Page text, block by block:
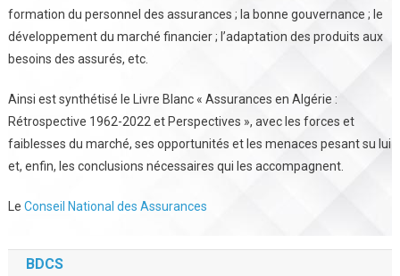
formation du personnel des assurances ; la bonne gouvernance ; le
développement du marché financier ; l’adaptation des produits aux
besoins des assurés, etc.
Ainsi est synthétisé le Livre Blanc « Assurances en Algérie :
Rétrospective 1962-2022 et Perspectives », avec les forces et
faiblesses du marché, ses opportunités et les menaces pesant su lui
et, enfin, les conclusions nécessaires qui les accompagnent.
Le Conseil National des Assurances
BDCS